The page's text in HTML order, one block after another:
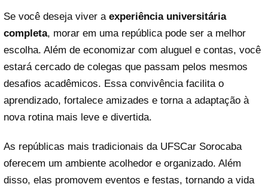
Se você deseja viver a experiência universitária
completa, morar em uma república pode ser a melhor
escolha. Além de economizar com aluguel e contas, você
estará cercado de colegas que passam pelos mesmos
desafios acadêmicos. Essa convivência facilita o
aprendizado, fortalece amizades e torna a adaptação à
nova rotina mais leve e divertida.
As repúblicas mais tradicionais da UFSCar Sorocaba
oferecem um ambiente acolhedor e organizado. Além
disso, elas promovem eventos e festas, tornando a vida